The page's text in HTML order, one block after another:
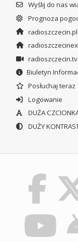
Wyślij do nas
Prognoza
radioszczecin.pl
radioszczecin.tv
Biuletyn
Posłuchaj teraz
Logowanie
DUŻA
DUŻY